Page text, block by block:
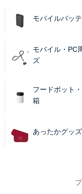
モバイルバッ
モバイル・PC
ズ
フードポット
箱
あったかグッズ